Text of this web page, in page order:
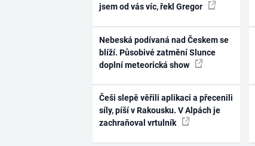
jsem od vás víc, řekl Gregor
Nebeská podívaná nad Českem se
blíží. Působivé zatmění Slunce
doplní meteorická show
Češi slepě věřili aplikaci a přecenili
síly, píší v Rakousku. V Alpách je
zachraňoval vrtulník